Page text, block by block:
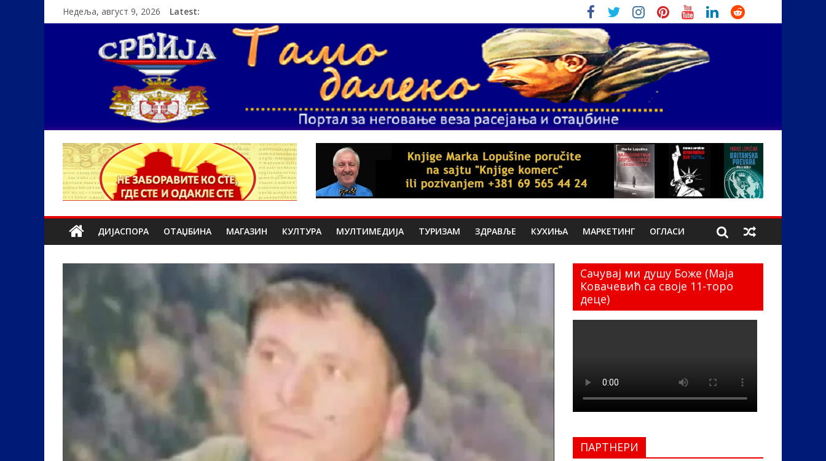
Недеља, август 9, 2026 Latest:
ДИЈАСПОРА ОТАЏБИНА МАГАЗИН КУЛТУРА МУЛТИМЕДИЈА ТУРИЗАМ ЗДРАВЉЕ КУХИЊА МАРКЕТИНГ ОГЛАСИ
Сачувај ми душу Боже (Маја
Ковачевић са своје 11-торо
деце)
ПАРТНЕРИ